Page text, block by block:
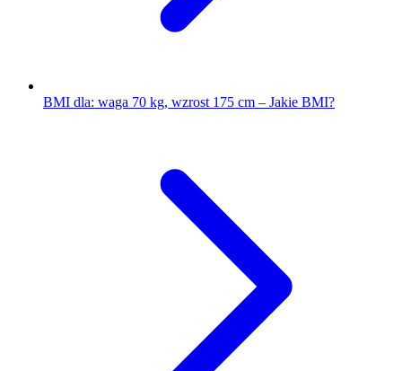
BMI dla: waga 70 kg, wzrost 175 cm – Jakie BMI?